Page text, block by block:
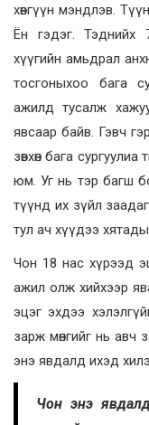
хөвгүүн мэндлэв.
Ён гэдэг. Тэднийх
хүүгийн амьдрал
тосгоныхоо бага
ажилд тусалж
явсаар байв. Гэвч
зөвхөн бага
юм. Уг нь тэр багш
түүнд их зүйл
тул ач хүүдээ
Чон 18 нас хүрээд
ажил олж хийхээр
эцэг эхдээ
зарж мөнгийг нь авч
энэ явдалд ихэд
Чон энэ